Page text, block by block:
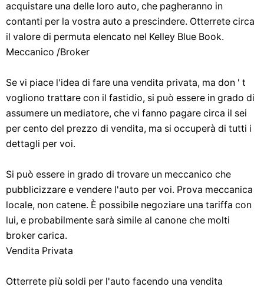
acquistare una delle loro auto, che pagheranno in
contanti per la vostra auto a prescindere. Otterrete circa
il valore di permuta elencato nel Kelley Blue Book.
Meccanico /Broker
Se vi piace l'idea di fare una vendita privata, ma don ' t
vogliono trattare con il fastidio, si può essere in grado di
assumere un mediatore, che vi fanno pagare circa il sei
per cento del prezzo di vendita, ma si occuperà di tutti i
dettagli per voi.
Si può essere in grado di trovare un meccanico che
pubblicizzare e vendere l'auto per voi. Prova meccanica
locale, non catene. È possibile negoziare una tariffa con
lui, e probabilmente sarà simile al canone che molti
broker carica.
Vendita Privata
Otterrete più soldi per l'auto facendo una vendita